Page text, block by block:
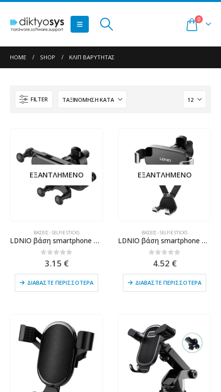
0
HOME SHOP ΚΛΙΠ ΒΑΡΎΤΗΤΑΣ
FILTER
ΕΞΑΝΤΛΗΜΈΝΟ
ΒΆΣΕΙΣ - SELFIE STICKS
LDNIO βάση smartphone αυτοκινήτου MG03 για αεραγωγούς, μαύρη
out of 5
3.15 €
ΔΙΑΒΆΣΤΕ ΠΕΡΙΣΣΌΤΕΡΑ
ΕΞΑΝΤΛΗΜΈΝΟ
ΒΆΣΕΙΣ - SELFIE STICKS
LDNIO βάση smartphone αυτοκινήτου MG13 για αεραγωγούς, μαύρη
out of 5
4.52 €
ΔΙΑΒΆΣΤΕ ΠΕΡΙΣΣΌΤΕΡΑ